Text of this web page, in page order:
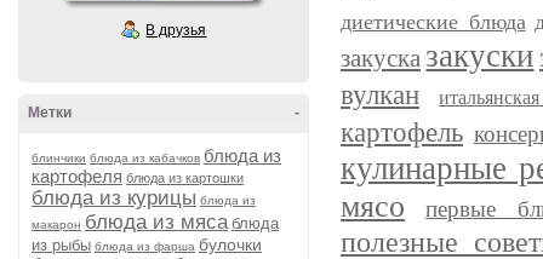
В друзья
-
Метки
блинчики блюда из кабачков блюда из
картофеля блюда из картошки
блюда из курицы блюда из
макарон блюда из мяса блюда
из рыбы блюда из фарша булочки
диетические блюда
закусказакуски
вулкан
картофель
кулинарные
мясо
первые
полезные